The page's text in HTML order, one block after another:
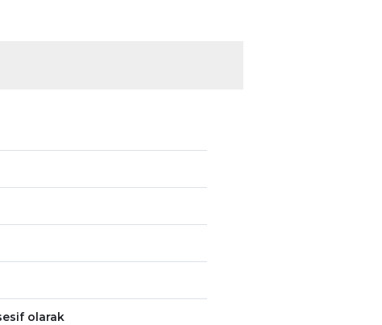
olarak